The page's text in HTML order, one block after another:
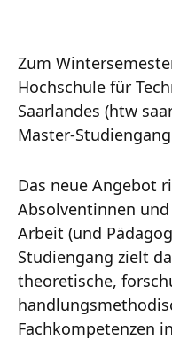
Zum
Hochschule für
Saarlandes (htw
Master-
Das neue Angebot
Absolventinnen
Arbeit (und
Studiengang zielt
theoretische,
Fachkompetenzen